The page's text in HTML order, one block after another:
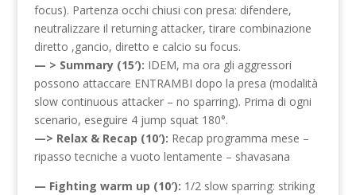
focus). Partenza occhi chiusi con presa: difendere,
neutralizzare il returning attacker, tirare combinazione
diretto ,gancio, diretto e calcio su focus.
— > Summary (15′): IDEM, ma ora gli aggressori
possono attaccare ENTRAMBI dopo la presa (modalità
slow continuous attacker – no sparring). Prima di ogni
scenario, eseguire 4 jump squat 180°.
—> Relax & Recap (10′): Recap programma mese –
ripasso tecniche a vuoto lentamente – shavasana
— Fighting warm up (10′): 1/2 slow sparring: striking